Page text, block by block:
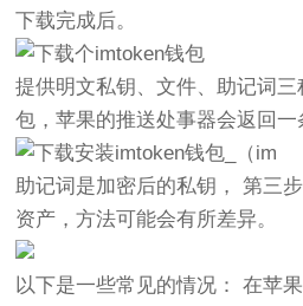
下载完成后。
提供明文私钥、文件、助记词
包，苹果的推送处事器会返回一
助记词是加密后的私钥， 第三
资产，方法可能会有所差异。
以下是一些常见的情况： 在苹